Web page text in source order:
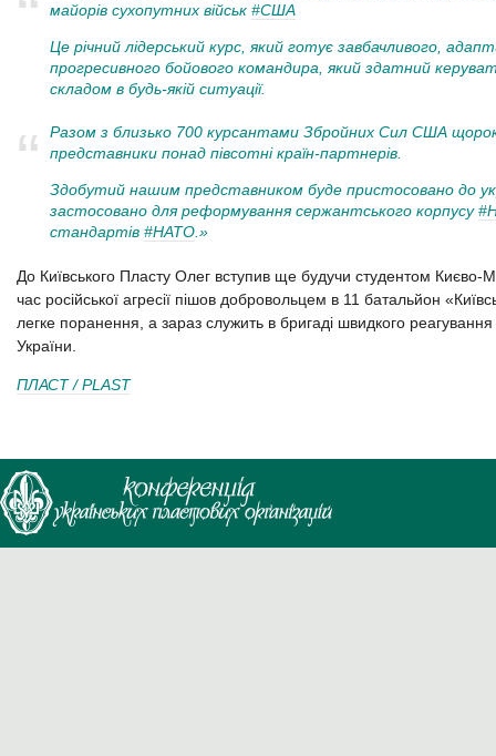
майорів сухопутних військ #США
Це річний лідерський курс, який готує завбачливого,
прогресивного бойового командира, який здатний
складом в будь-якій ситуації.
Разом з близько 700 курсантами Збройних Сил США
представники понад півсотні країн-партнерів.
Здобутий нашим представником буде пристосовано до
застосовано для реформування сержантського корпусу#
стандартів #НАТО .»
До Київського Пласту Олег вступив ще будучи студентом Києво-
час російської агресії пішов добровольцем в 11 батальйон
легке поранення, а зараз служить в бригаді швидкого реагування
України.
ПЛАСТ / PLAST